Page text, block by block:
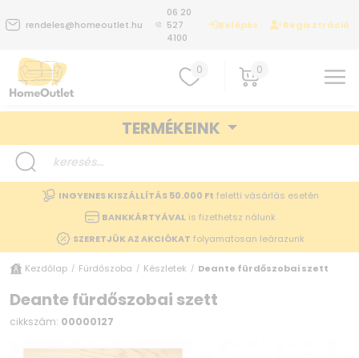
rendeles@homeoutlet.hu
06 20
527
4100
Belépés Regisztráció
0 0
TERMÉKEINK
INGYENES KISZÁLLÍTÁS 50.000 Ft feletti vásárlás esetén
BANKKÁRTYÁVALis fizethetsz nálunk
SZERETJÜK AZ AKCIÓKAT folyamatosan leárazunk
Kezdőlap / Fürdőszoba / Készletek / Deante fürdőszobai szett
Deante fürdőszobai szett
cikkszám: 00000127